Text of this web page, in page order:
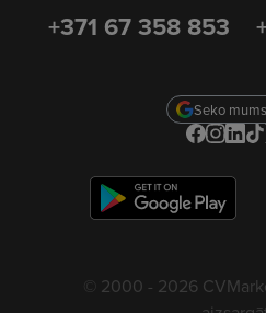
+371 67 358 853
Seko
© 2000 - 2026